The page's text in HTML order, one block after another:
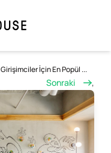
Girişimciler İçin En Popül ...
Sonraki ,